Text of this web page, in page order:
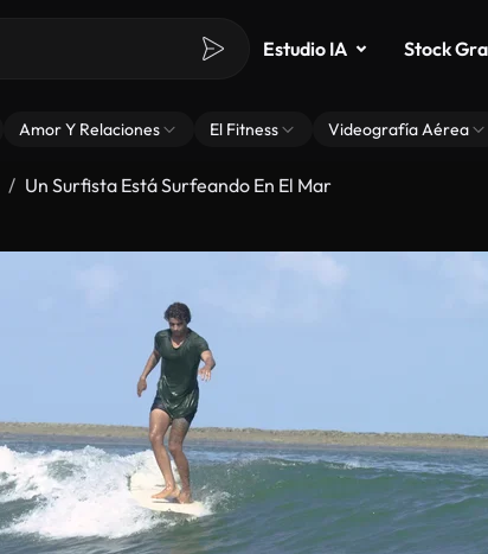
Estudio IA Stock
Amor Y Relaciones El Fitness Videografía Aérea
Un Surfista Está Surfeando En El Mar